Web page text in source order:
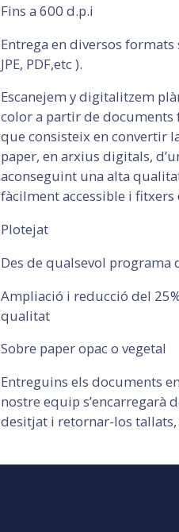
Fins a 600 d.p.i
Entrega en diversos formats
JPE, PDF,etc ).
Escanejem y digitalitzem
color a partir de documents
que consisteix en convertir
paper, en arxius digitals,
aconseguint una alta
fàcilment accessible i
Plotejat
Des de qualsevol programa
Ampliació i reducció del
qualitat
Sobre paper opac o vegetal
Entreguins els documents
nostre equip s’encarregarà
desitjat i retornar-los